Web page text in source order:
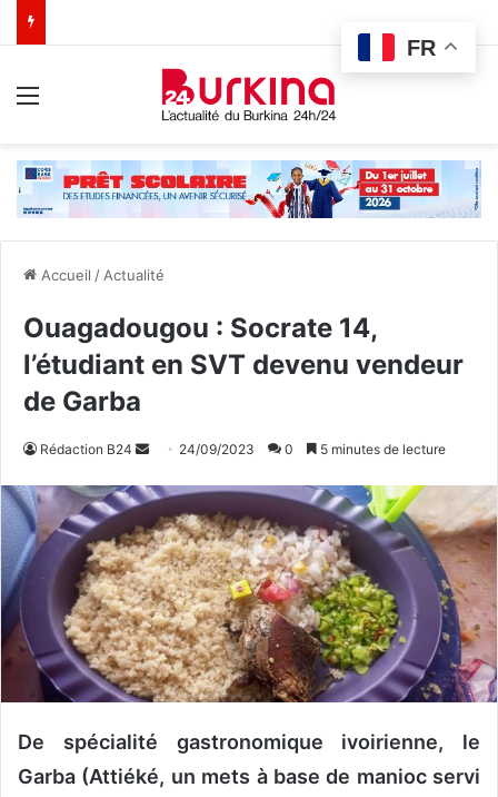
Accueil / Actualité
Ouagadougou : Socrate 14,
l’étudiant en SVT devenu vendeur
de Garba
Rédaction B24
v
o
y
e
r
u
n
c
u
r
24/09/2023 0 5 minutes de lecture
De spécialité gastronomique ivoirienne, le
Garba (Attiéké, un mets à base de manioc servi
FR